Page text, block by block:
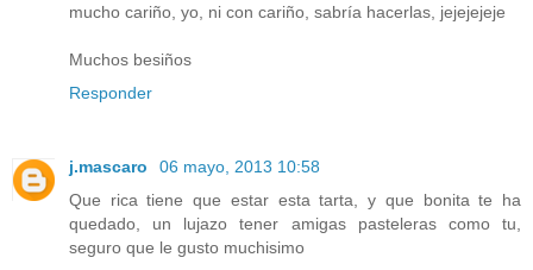
mucho cariño, yo, ni con cariño, sabría hacerlas, jejejejeje
Muchos besiños
Responder
j.mascaro
06 mayo, 2013 10:58
Que rica tiene que estar esta tarta, y que bonita te ha
quedado, un lujazo tener amigas pasteleras como tu,
seguro que le gusto muchisimo